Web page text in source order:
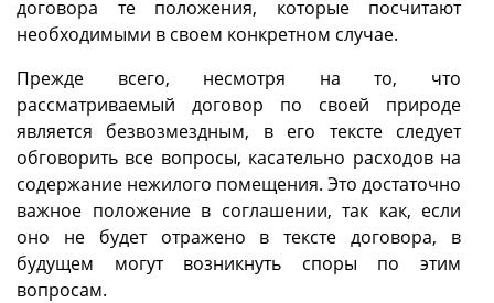
договора те положения, которые посчитают
необходимыми в своем конкретном случае.
Прежде всего, несмотря на то, что
рассматриваемый договор по своей природе
является безвозмездным, в его тексте следует
обговорить все вопросы, касательно расходов на
содержание нежилого помещения. Это достаточно
важное положение в соглашении, так как, если
оно не будет отражено в тексте договора, в
будущем могут возникнуть споры по этим
вопросам.